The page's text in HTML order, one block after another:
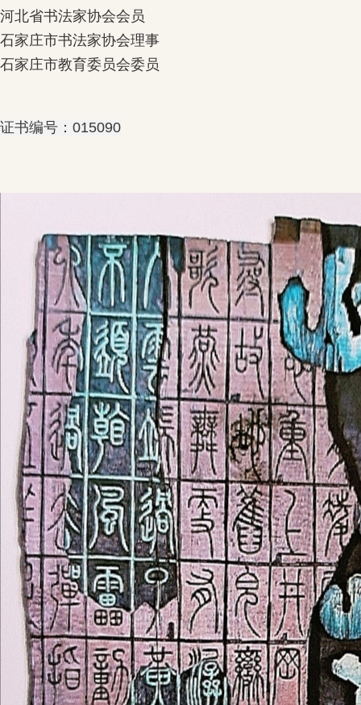
河北省书法家协会会员
石家庄市书法家协会理事
石家庄市教育委员会委员
证书编号：015090